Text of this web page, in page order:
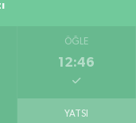
ÖĞLE
12:46
YATSI